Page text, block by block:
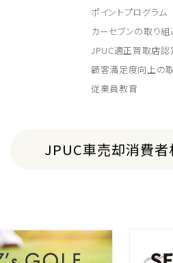
ポイントプログラム
カーセブンの取り組
JPUC適正買取店認
顧客満足度向上の
従業員教育
JPUC車売却消費者